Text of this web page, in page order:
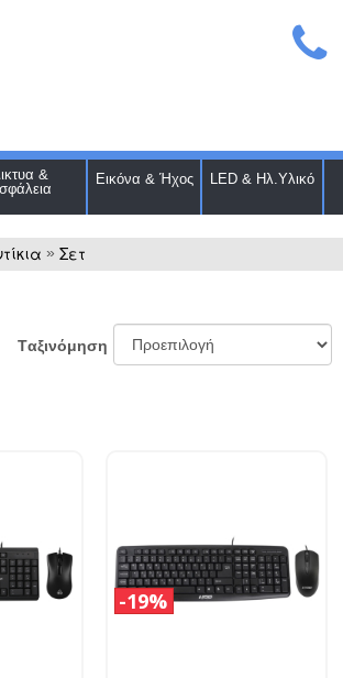
&
Εικόνα & Ήχος LED & Ηλ.Υλικό
» Σετ
Tαξινόμηση
19%